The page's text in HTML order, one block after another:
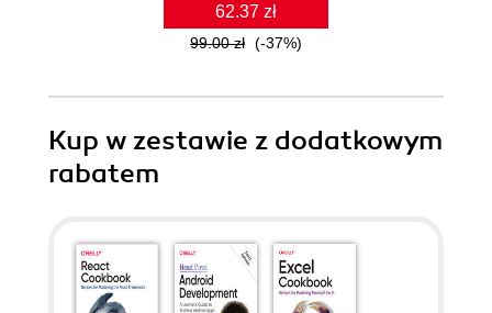
62.37 zł
99.00 zł (-37%)
Kup w zestawie z dodatkowym
rabatem